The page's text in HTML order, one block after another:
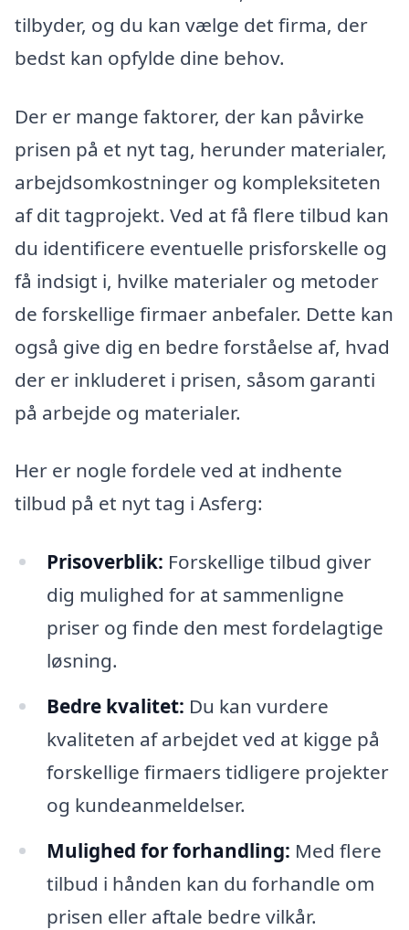
tilbyder, og du kan vælge det firma, der
bedst kan opfylde dine behov.
Der er mange faktorer, der kan påvirke
prisen på et nyt tag, herunder materialer,
arbejdsomkostninger og kompleksiteten
af dit tagprojekt. Ved at få flere tilbud kan
du identificere eventuelle prisforskelle og
få indsigt i, hvilke materialer og metoder
de forskellige firmaer anbefaler. Dette kan
også give dig en bedre forståelse af, hvad
der er inkluderet i prisen, såsom garanti
på arbejde og materialer.
Her er nogle fordele ved at indhente
tilbud på et nyt tag i Asferg:
Prisoverblik: Forskellige tilbud giver
dig mulighed for at sammenligne
priser og finde den mest fordelagtige
løsning.
Bedre kvalitet: Du kan vurdere
kvaliteten af arbejdet ved at kigge på
forskellige firmaers tidligere projekter
og kundeanmeldelser.
Mulighed for forhandling: Med flere
tilbud i hånden kan du forhandle om
prisen eller aftale bedre vilkår.